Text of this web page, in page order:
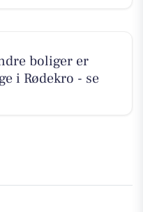
boliger er
i Rødekro - se